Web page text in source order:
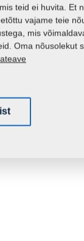
teid ei huvita. Et
vajame teie
mis
Oma nõusolekut